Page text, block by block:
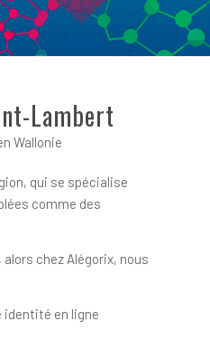
Lambert
Wallonie
qui se spécialise
comme des
chez Alégorix, nous
identité en ligne